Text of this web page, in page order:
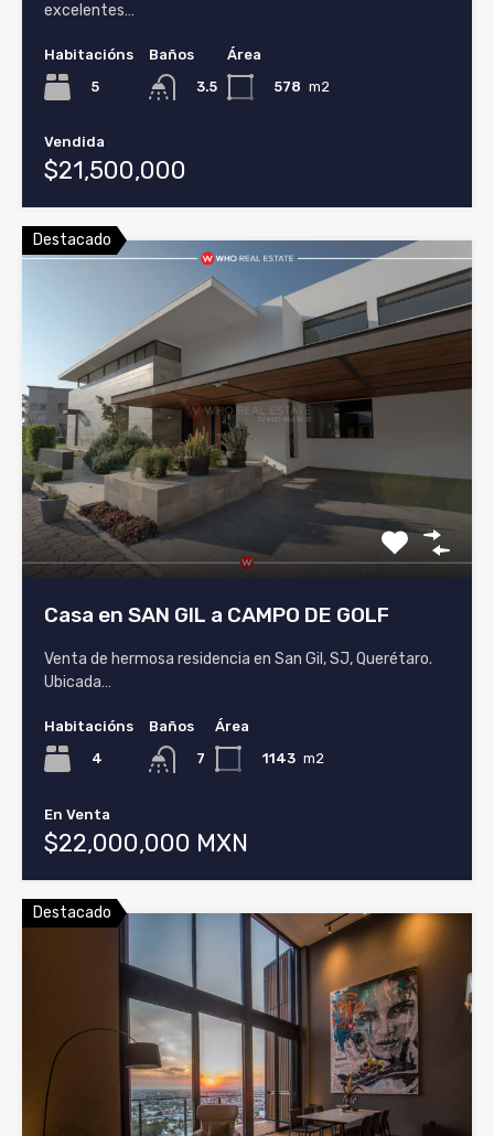
excelentes…
Habitacións
5
Baños
3.5
Área
578 m2
Vendida
$21,500,000
Destacado
Casa en SAN GIL a CAMPO DE GOLF
Venta de hermosa residencia en San Gil, SJ, Querétaro.
Ubicada…
Habitacións
4
Baños
7
Área
1143 m2
En Venta
$22,000,000 MXN
Destacado